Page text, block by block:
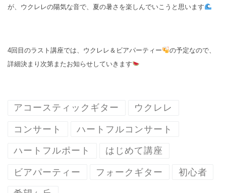
が、ウクレレの陽気な音で、夏の暑さを楽しんでいこうと思います
4回目のラスト講座では、ウクレレ＆ビアパーティー
の予定なので、
詳細決まり次第またお知らせしていきます
アコースティックギター ウクレレ
コンサート ハートフルコンサート
ハートフルポート はじめて講座
ビアパーティー フォークギター 初心者